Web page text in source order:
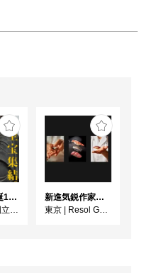
弘法大師生誕1250年記念 特別展「空海と真言の名宝」
館
新進気鋭作家によるアート作品 2026年8月特設展示 木寺 憲吾
東京
Resol Gallery Ueno